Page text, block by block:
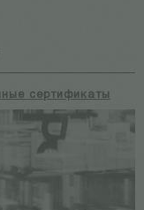
сертификаты